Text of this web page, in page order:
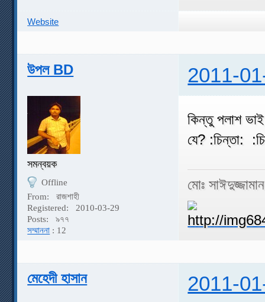
Website
উপল BD 2011-
সমন্বয়ক
Offline
From:
রাজশাহী
Registered:
2010-03-29
Posts:
৯৭৭
সম্মাননা : 12
কিন্তু পলাশ ভাই
যে? :চিন্তা:
মোঃ
মেহেদী হাসান 2011-